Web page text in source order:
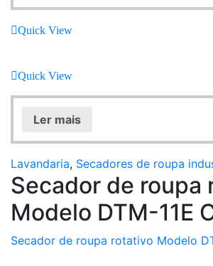
Quick View
Quick View
Ler mais
Lavandaria, Secadores de roupa
Secador de roupa
Modelo DTM-11E
Secador de roupa rotativo Modelo